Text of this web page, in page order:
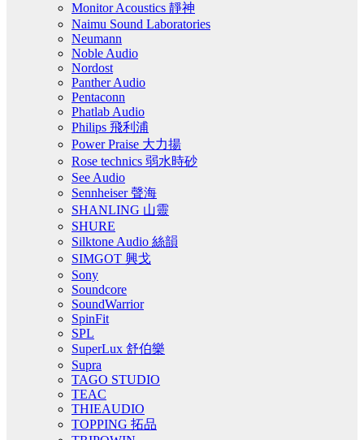
Monitor Acoustics 靜神
Naimu Sound Laboratories
Neumann
Noble Audio
Nordost
Panther Audio
Pentaconn
Phatlab Audio
Philips 飛利浦
Power Praise 大力揚
Rose technics 弱水時砂
See Audio
Sennheiser 聲海
SHANLING 山靈
SHURE
Silktone Audio 絲韻
SIMGOT 興戈
Sony
Soundcore
SoundWarrior
SpinFit
SPL
SuperLux 舒伯樂
Supra
TAGO STUDIO
TEAC
THIEAUDIO
TOPPING 拓品